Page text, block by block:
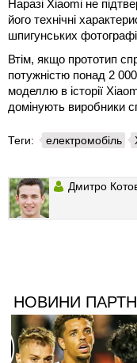
Наразі Xiaomi не
його технічні
шпигунських
Втім, якщо прототип
потужністю понад 2
моделлю в історії
домінують виробники
Теги: електромобіль
Дмитро